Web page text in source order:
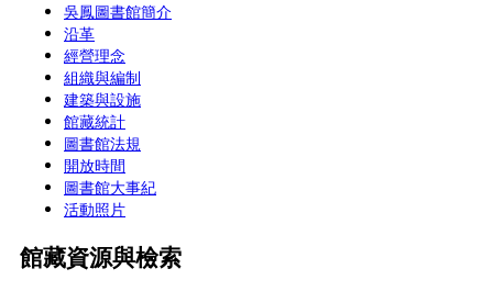
吳鳳圖書館簡介
沿革
經營理念
組織與編制
建築與設施
館藏統計
圖書館法規
開放時間
圖書館大事紀
活動照片
館藏資源與檢索